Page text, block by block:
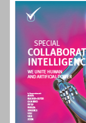
Personal
Inbound